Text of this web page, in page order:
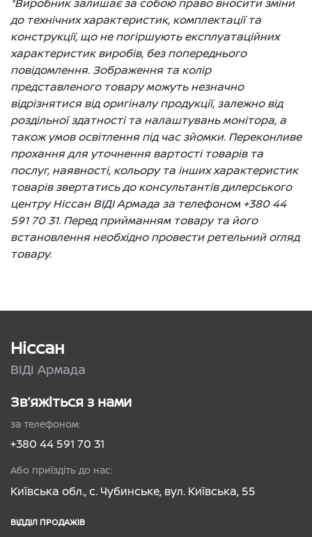
до технічних характеристик, комплектації та
конструкції, що не погіршують експлуатаційних
характеристик виробів, без попереднього
повідомлення. Зображення та колір
представленого товару можуть незначно
відрізнятися від оригіналу продукції, залежно від
роздільної здатності та налаштувань монітора, а
також умов освітлення під час зйомки. Переконливе
прохання для уточнення вартості товарів та
послуг, наявності, кольору та інших характеристик
товарів звертатись до консультантів дилерського
центру Ніссан ВІДІ Армада за телефоном +380 44
591 70 31. Перед прийманням товару та його
встановлення необхідно провести ретельний огляд
товару.
Ніссан
ВІДІ Армада
Зв’яжіться з нами
за телефоном:
+380 44 591 70 31
Або приїздіть до нас:
Київська обл., с. Чубинське, вул. Київська, 55
ВІДДІЛ ПРОДАЖІВ